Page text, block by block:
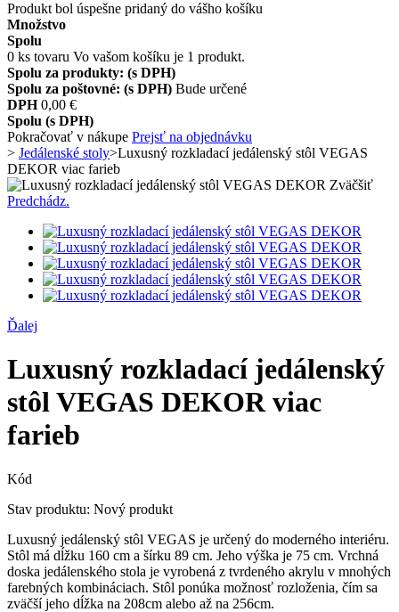
Produkt bol úspešne pridaný do vášho košíku
Množstvo
Spolu
0 ks tovaru Vo vašom košíku je 1 produkt.
Spolu za produkty: (s DPH)
Spolu za poštovné: (s DPH) Bude určené
DPH 0,00 €
Spolu (s DPH)
Pokračovať v nákupe Prejsť na objednávku
> Jedálenské stoly>Luxusný rozkladací jedálenský stôl VEGAS
DEKOR viac farieb
Zväčšiť
Predchádz.
Ďalej
Luxusný rozkladací jedálenský
stôl VEGAS DEKOR viac
farieb
Kód
Stav produktu: Nový produkt
Luxusný jedálenský stôl VEGAS je určený do moderného interiéru.
Stôl má dĺžku 160 cm a šírku 89 cm. Jeho výška je 75 cm. Vrchná
doska jedálenského stola je vyrobená z tvrdeného akrylu v mnohých
farebných kombináciach. Stôl ponúka možnosť rozloženia, čím sa
zväčší jeho dĺžka na 208cm alebo až na 256cm.